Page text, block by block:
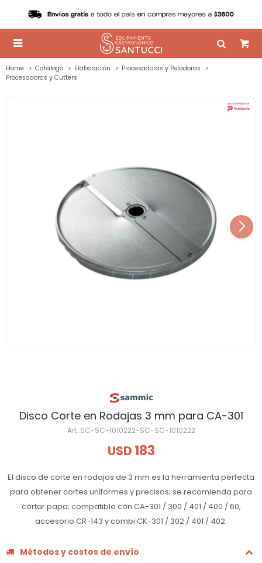

Home Catálogo Elaboración
Procesadoras y Peladoras
Procesadoras y Cutters
Disco Corte en Rodajas 3 mm para CA-301
SC-SC-1010222-SC-SC-1010222
USD 183
El disco de corte en rodajas de 3 mm es la herramienta perfecta
para obtener cortes uniformes y precisos; se recomienda para
cortar papa; compatible con CA-301 / 300 / 401 / 400 / 60,
accesorio CR-143 y combi CK-301 / 302 / 401 / 402.
Métodos y costos de envío